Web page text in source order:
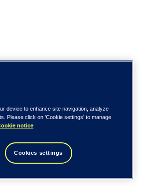
device to enhance site navigation, analyze
Please click on 'Cookie settings' to manage
notice
Cookies settings